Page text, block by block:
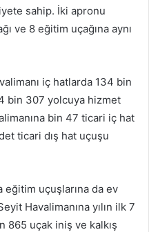
sahip. İki apronu
ve 8 eğitim uçağına aynı
iç hatlarda 134 bin
bin 307 yolcuya hizmet
bin 47 ticari iç hat
ticari dış hat uçuşu
eğitim uçuşlarına da ev
Havalimanına yılın ilk 7
865 uçak iniş ve kalkış